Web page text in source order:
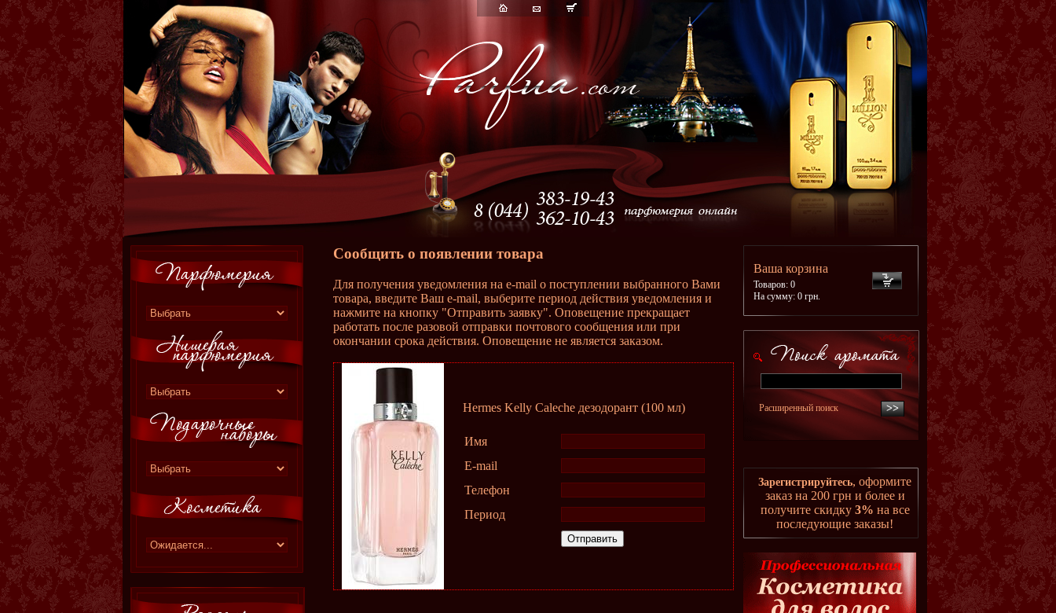
Сообщить о появлении товара
Для получения уведомления на e-mail о поступлении выбранного Вами
товара, введите Ваш e-mail, выберите период действия уведомления и
нажмите на кнопку "Отправить заявку". Оповещение прекращает
работать после разовой отправки почтового сообщения или при
окончании срока действия. Оповещение не является заказом.
Hermes Kelly Caleche дезодорант (100 мл)
Имя
E-mail
Телефон
Период
Ваша корзина
Товаров: 0
На сумму: 0 грн.
Расширенный поиск
Зарегистрируйтесь, оформите
заказ на 200 грн и более и
получите скидку 3% на все
последующие заказы!